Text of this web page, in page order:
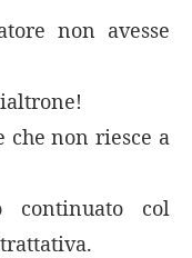
non avesse
che non riesce a
continuato col